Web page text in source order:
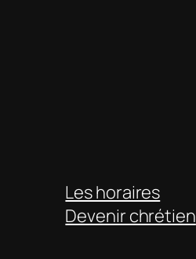
Les horaires
Devenir chrétien